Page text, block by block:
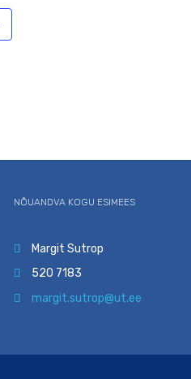
NÕUANDVA KOGU ESIMEES
 Margit Sutrop
 520 7183
 margit.sutrop@ut.ee